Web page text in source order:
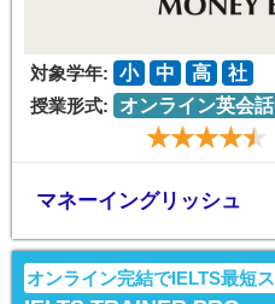
対象学年: 小 中 高
社
授業形式:
オンライン英会話
マネーイングリッシュ
オンライン完結でIELTS最短